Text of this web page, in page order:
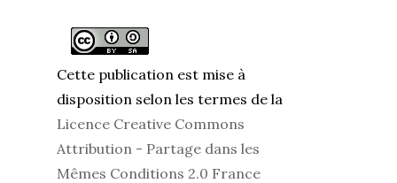
Cette publication est mise à
disposition selon les termes de la
Licence Creative Commons
Attribution - Partage dans les
Mêmes Conditions 2.0 France